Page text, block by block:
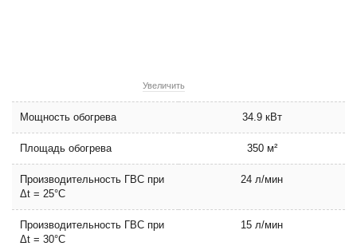
Увеличить
Мощность обогрева 34.9 кВт
Площадь обогрева 350 м²
Производительность ГВС при
Δt = 25°С
24 л/мин
Производительность ГВС при
Δt = 30°С
15 л/мин